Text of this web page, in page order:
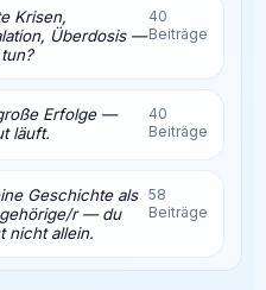
Krisen,
Überdosis —
40
Beiträge
Erfolge —
läuft.
40
Beiträge
Geschichte als
r — du
nicht allein.
58
Beiträge